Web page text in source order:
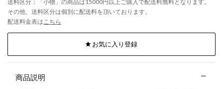
送料区分：「小物」の商品は15000円以上ご購入で配送料無料となります。
その他、送料区分は個別に配送料を頂いております。
配送料金表は こちら
お気に入り登録
商品説明